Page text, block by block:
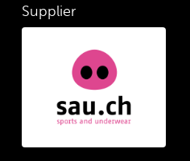
Supplier